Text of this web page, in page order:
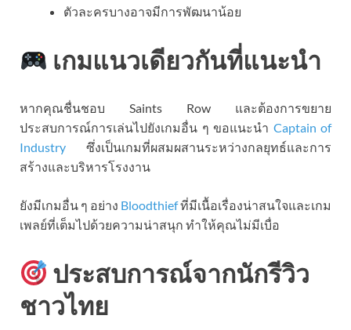
ตัวละครบางอาจมีการพัฒนาน้อย
เกมแนวเดียวกันที่แนะนำ
หากคุณชื่นชอบ Saints Row และต้องการขยาย
ประสบการณ์การเล่นไปยังเกมอื่น ๆ ขอแนะนำ Captain of
Industry ซึ่งเป็นเกมที่ผสมผสานระหว่างกลยุทธ์และการ
สร้างและบริหารโรงงาน
ยังมีเกมอื่น ๆ อย่าง Bloodthiefที่มีเนื้อเรื่องน่าสนใจและเกม
เพลย์ที่เต็มไปด้วยความน่าสนุก ทำให้คุณไม่มีเบื่อ
ประสบการณ์จากนักรีวิว
ชาวไทย